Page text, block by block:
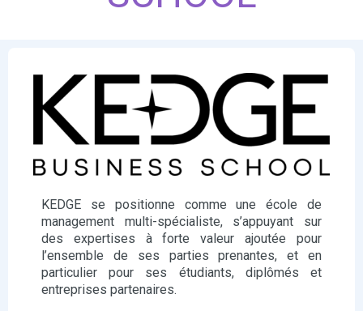
KEDGE se positionne comme une école de
management multi-spécialiste, s’appuyant sur
des expertises à forte valeur ajoutée pour
l’ensemble de ses parties prenantes, et en
particulier pour ses étudiants, diplômés et
entreprises partenaires.